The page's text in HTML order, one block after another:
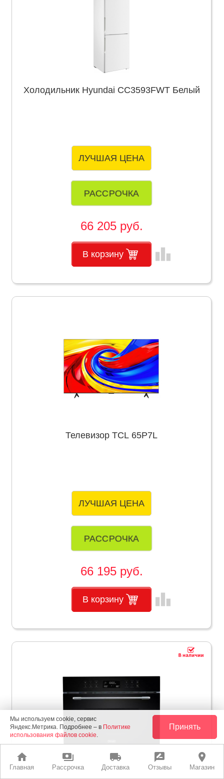
home
Главная
payments
Рассрочка
local_shipping
Доставка
rate_review
Отзывы
place
Магазин
Холодильник Hyundai CC3593FWT Белый
ЛУЧШАЯ ЦЕНА
РАССРОЧКА
66 205 руб.
В корзину leaderboard
Телевизор TCL 65P7L
ЛУЧШАЯ ЦЕНА
РАССРОЧКА
66 195 руб.
В корзину leaderboard
Мы используем cookie, сервис
Яндекс.Метрика. Подробнее – в Политике
использования файлов cookie.
Принять